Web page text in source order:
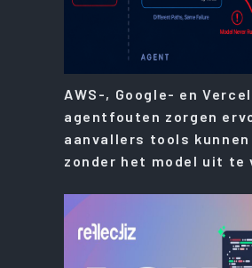
AWS-, Google- en
agentfouten zorgen
aanvallers tools
zonder het model uit te